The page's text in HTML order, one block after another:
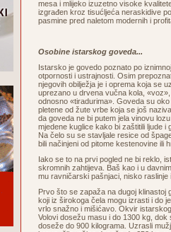
mesa i mlijeko izuzetno visoke
izgrađen kroz tisućljeća neraskidive
pasmine pred naletom modernih i
Osobine istarskog goveda...
Istarsko je govedo poznato po
otpornosti i ustrajnosti. Osim
njegovih obilježja je i oprema koja se
uprezano u drvena vučna kola,
odnosno «tiradurima». Goveda su
pletene od žute vrbe koja se još
da goveda ne bi putem jela vinovu
mjedene kuglice kako bi zaštitili ljude i
Na čelo su se stavljale resice od
bili načinjeni od pitome kestenovine ili
Iako se to na prvi pogled ne bi reklo,
skromnih zahtijeva. Baš kao i u
mu ravničarski pašnjaci, nisko raslinje
Prvo što se zapaža na dugoj klinastoj
koji iz širokoga čela mogu izrasti i do
vrlo snažno i mišićavo. Okvir
Volovi dosežu masu i do 1300 kg,
doseže do 900 kilograma. Uzrasli